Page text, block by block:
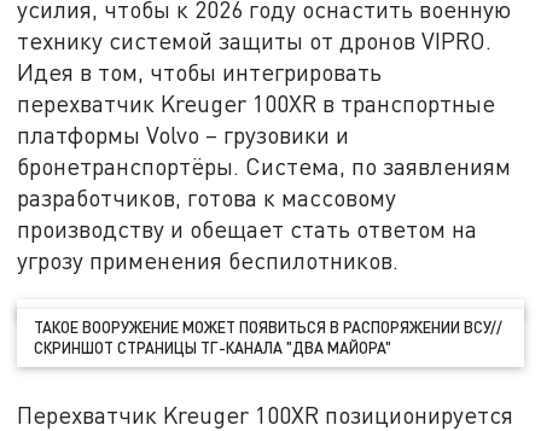
усилия, чтобы к 2026 году оснастить военную
технику системой защиты от дронов VIPRO.
Идея в том, чтобы интегрировать
перехватчик Kreuger 100XR в транспортные
платформы Volvo – грузовики и
бронетранспортёры. Система, по заявлениям
разработчиков, готова к массовому
производству и обещает стать ответом на
угрозу применения беспилотников.
ТАКОЕ ВООРУЖЕНИЕ МОЖЕТ ПОЯВИТЬСЯ В РАСПОРЯЖЕНИИ ВСУ//
СКРИНШОТ СТРАНИЦЫ ТГ-КАНАЛА "ДВА МАЙОРА"
Перехватчик Kreuger 100XR позиционируется